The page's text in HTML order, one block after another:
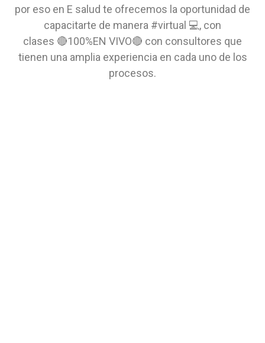
por eso en E salud te ofrecemos la oportunidad de
capacitarte de manera #virtual 💻, con
clases 🔴100%EN VIVO🔴 con consultores que
tienen una amplia experiencia en cada uno de los
procesos.